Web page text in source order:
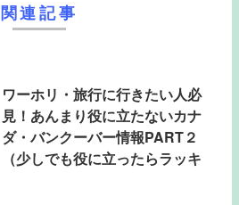
関連記事
ワーホリ・旅行に行きたい人必
見！あんまり役に立たないカナ
ダ・バンクーバー情報PART２
（少しでも役に立ったらラッキ